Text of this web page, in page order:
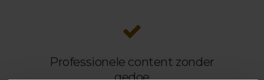
Professionele content zonder
gedoe